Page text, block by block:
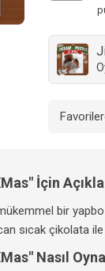
İçin
bir
sıcak çikolata
Nasıl